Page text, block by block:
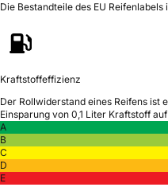
Die Bestandteile des EU
Kraftstoffeffizienz
Der Rollwiderstand eines Reifens
Einsparung von 0,1 Liter Kraftstoff
A
B
C
D
E